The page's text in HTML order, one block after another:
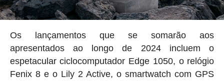
Os lançamentos que se somarão aos
apresentados ao longo de 2024 incluem o
espetacular ciclocomputador Edge 1050, o relógio
Fenix 8 e o Lily 2 Active, o smartwatch com GPS